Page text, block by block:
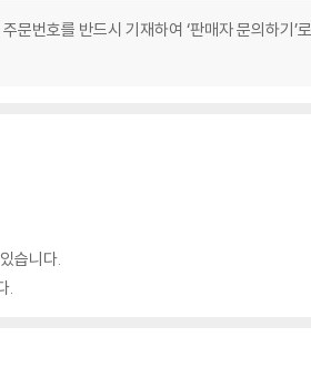
번호를 반드시 기재하여 ‘판매자 문의하기’
습니다.
.